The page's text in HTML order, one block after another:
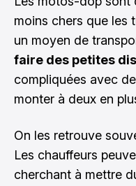
moins chers que les
un moyen de
faire des petites
compliquées avec
monter à deux en
On les retrouve
Les chauffeurs
cherchant à mettre